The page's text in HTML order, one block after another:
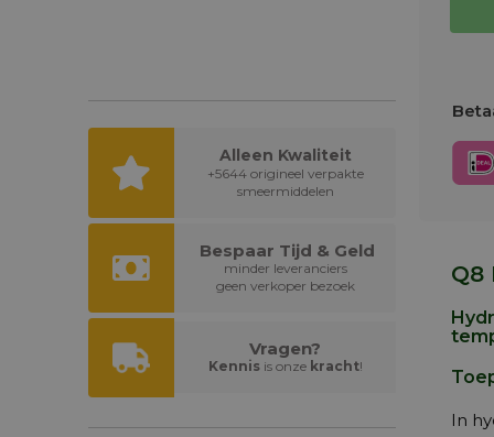
Alleen Kwaliteit
+5644 origineel verpakte
smeermiddelen
Bespaar Tijd & Geld
minder leveranciers
geen verkoper bezoek
Vragen?
Kennisis onze kracht!
Q8
In